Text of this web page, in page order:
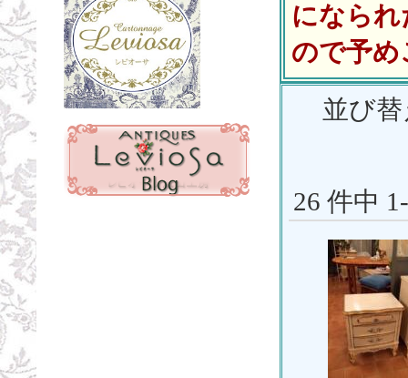
になら
ので予め
並び
26 件中